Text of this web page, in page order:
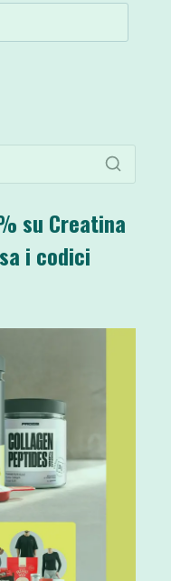
su Creatina
i codici